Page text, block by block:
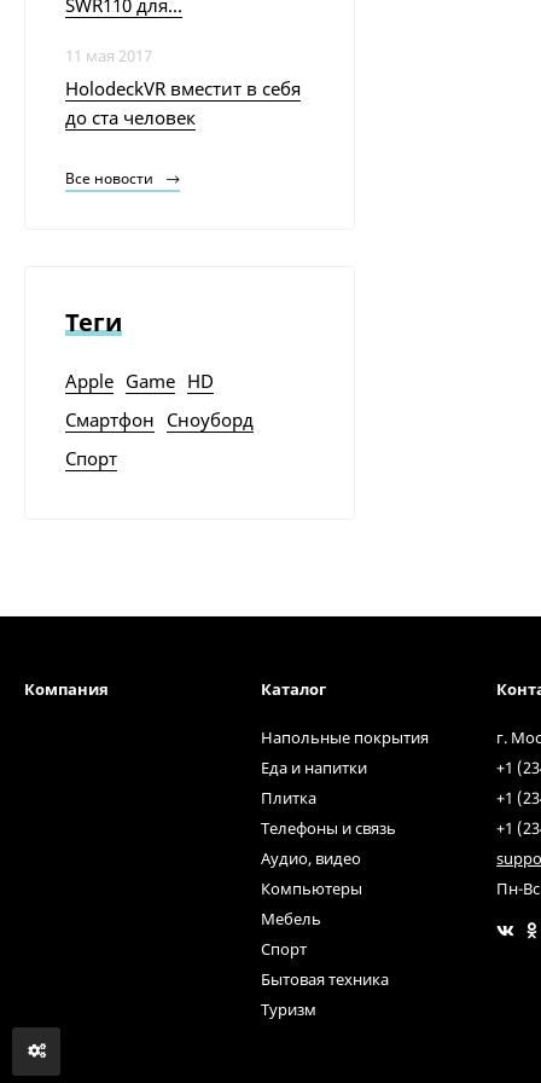
Цена по запросу
Напольная плитка
Dvomo Timeless Aston
Европа Tarkett
4 291
Плитка для пола
декор мозаичный
Плитка ПВХ замковая
SWR110 для...
11 мая 2017
HolodeckVR вместит в себя
до ста человек
Все новости
Теги
Apple Game HD
Смартфон Сноуборд
Спорт
Компания Каталог
Напольные покрытия
Еда и напитки
Плитка
Телефоны и связь
Аудио, видео
Компьютеры
Мебель
Спорт
Бытовая техника
Туризм
г.
+1
+1
+1
Пн-